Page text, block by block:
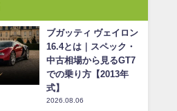
ブガッティ ヴェイロン
16.4とは｜スペック・
中古相場から見るGT7
での乗り方【2013年
式】
2026.08.06